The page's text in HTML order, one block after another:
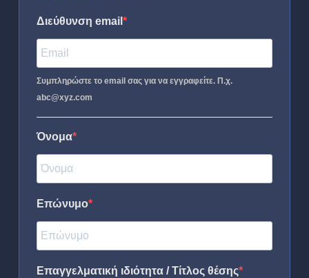
Διεύθυνση email
Συμπληρώστε το email σας για να εγγραφείτε. Π.χ.
abc@xyz.com
Όνομα
Επώνυμο
Επαγγελματική ιδιότητα / Τίτλος θέσης